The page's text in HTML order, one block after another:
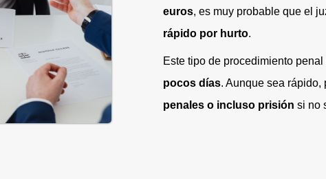
euros, es muy probable que el
rápido por hurto.
Este tipo de procedimiento penal
pocos días. Aunque sea rápido,
penales o incluso prisión si no